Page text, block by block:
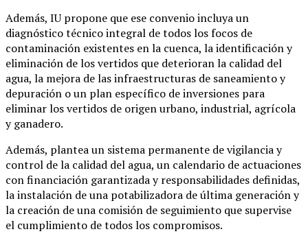
Además, IU propone que ese convenio incluya un
diagnóstico técnico integral de todos los focos de
contaminación existentes en la cuenca, la identificación y
eliminación de los vertidos que deterioran la calidad del
agua, la mejora de las infraestructuras de saneamiento y
depuración o un plan específico de inversiones para
eliminar los vertidos de origen urbano, industrial, agrícola
y ganadero.
Además, plantea un sistema permanente de vigilancia y
control de la calidad del agua, un calendario de actuaciones
con financiación garantizada y responsabilidades definidas,
la instalación de una potabilizadora de última generación y
la creación de una comisión de seguimiento que supervise
el cumplimiento de todos los compromisos.